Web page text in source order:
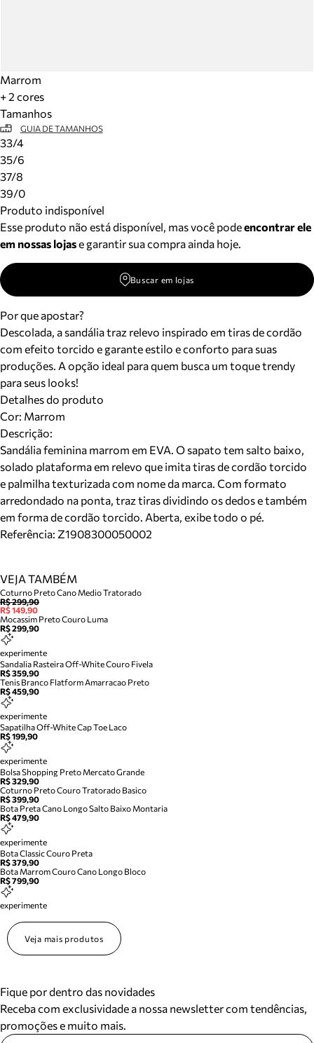
Marrom
+ 2 cores
Tamanhos
GUIA DE TAMANHOS
33/4
35/6
37/8
39/0
Produto indisponível
Esse produto não está disponível, mas você podeencontrar ele
em nossas lojase garantir sua compra ainda hoje.
Buscar em lojas
Por que apostar?
Descolada, a sandália traz relevo inspirado em tiras de cordão
com efeito torcido e garante estilo e conforto para suas
produções. A opção ideal para quem busca um toque trendy
para seus looks!
Detalhes do produto
Cor: Marrom
Descrição:
Sandália feminina marrom em EVA. O sapato tem salto baixo,
solado plataforma em relevo que imita tiras de cordão torcido
e palmilha texturizada com nome da marca. Com formato
arredondado na ponta, traz tiras dividindo os dedos e também
em forma de cordão torcido. Aberta, exibe todo o pé.
Referência: Z1908300050002
VEJA TAMBÉM
Coturno Preto Cano Medio Tratorado
R$ 299,90
R$ 149,90
Mocassim Preto Couro Luma
R$ 299,90
experimente
Sandalia Rasteira Off-White Couro Fivela
R$ 359,90
Tenis Branco Flatform Amarracao Preto
R$ 459,90
experimente
Sapatilha Off-White Cap Toe Laco
R$ 199,90
experimente
Bolsa Shopping Preto Mercato Grande
R$ 329,90
Coturno Preto Couro Tratorado Basico
R$ 399,90
Bota Preta Cano Longo Salto Baixo Montaria
R$ 479,90
experimente
Bota Classic Couro Preta
R$ 379,90
Bota Marrom Couro Cano Longo Bloco
R$ 799,90
experimente
Veja mais produtos
Fique por dentro das novidades
Receba com exclusividade a nossa newsletter com tendências,
promoções e muito mais.